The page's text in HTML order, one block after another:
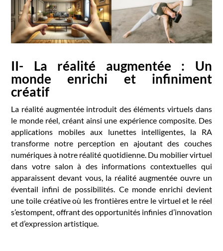
II- La réalité augmentée : Un
monde enrichi et infiniment
créatif
La réalité augmentée introduit des éléments virtuels dans
le monde réel, créant ainsi une expérience composite. Des
applications mobiles aux lunettes intelligentes, la RA
transforme notre perception en ajoutant des couches
numériques à notre réalité quotidienne. Du mobilier virtuel
dans votre salon à des informations contextuelles qui
apparaissent devant vous, la réalité augmentée ouvre un
éventail infini de possibilités. Ce monde enrichi devient
une toile créative où les frontières entre le virtuel et le réel
s’estompent, offrant des opportunités infinies d’innovation
et d’expression artistique.